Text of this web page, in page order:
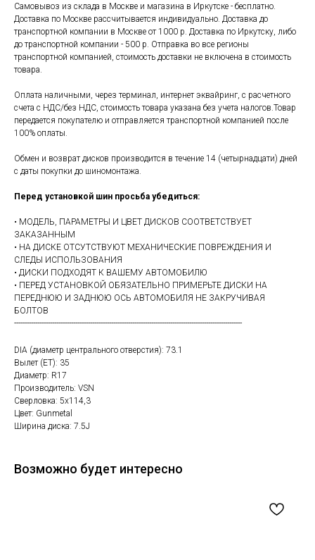
Самовывоз из склада в Москве и магазина в Иркутске - бесплатно.
Доставка по Москве рассчитывается индивидуально. Доставка до
транспортной компании в Москве от 1000 р. Доставка по Иркутску, либо
до транспортной компании - 500 р. Отправка во все регионы
транспортной компанией, стоимость доставки не включена в стоимость
товара.
Оплата наличными, через терминал, интернет эквайринг, с расчетного
счета с НДС/без НДС, стоимость товара указана без учета налогов.Товар
передается покупателю и отправляется транспортной компанией после
100% оплаты.
Обмен и возврат дисков производится в течение 14 (четырнадцати) дней
с даты покупки до шиномонтажа.
Перед установкой шин просьба убедиться:
• МОДЕЛЬ, ПАРАМЕТРЫ И ЦВЕТ ДИСКОВ СООТВЕТСТВУЕТ
ЗАКАЗАННЫМ
• НА ДИСКЕ ОТСУТСТВУЮТ МЕХАНИЧЕСКИЕ ПОВРЕЖДЕНИЯ И
СЛЕДЫ ИСПОЛЬЗОВАНИЯ
• ДИСКИ ПОДХОДЯТ К ВАШЕМУ АВТОМОБИЛЮ
• ПЕРЕД УСТАНОВКОЙ ОБЯЗАТЕЛЬНО ПРИМЕРЬТЕ ДИСКИ НА
ПЕРЕДНЮЮ И ЗАДНЮЮ ОСЬ АВТОМОБИЛЯ НЕ ЗАКРУЧИВАЯ
БОЛТОВ
------------------------------------------------------------------------------------------------------------
DIA (диаметр центрального отверстия): 73.1
Вылет (ET): 35
Диаметр: R17
Производитель: VSN
Сверловка: 5х114,3
Цвет: Gunmetal
Ширина диска: 7.5J
Возможно будет интересно